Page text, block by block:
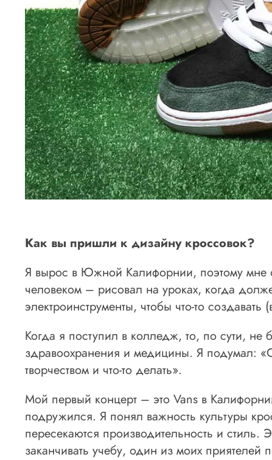
Как вы пришли к дизайну кроссовок?
Я вырос в Южной Калифорнии, поэтому мне
человеком – рисовал на уроках, когда
электроинструменты, чтобы что-то
Когда я поступил в колледж, то, по сути,
здравоохранения и медицины. Я подумал:
творчеством и что-то делать».
Мой первый концерт – это Vans в
подружился. Я понял важность культуры
пересекаются производительность и
заканчивать учебу, один из моих приятелей